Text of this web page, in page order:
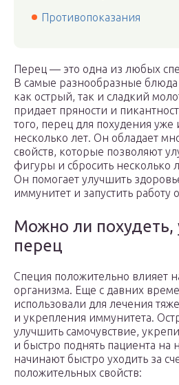
Противопоказания
Перец — это одна из любых
В самые разнообразные
как острый, так и сладкий
придает пряности и
того, перец для похудения уже
несколько лет. Он обладает
свойств, которые позволяют
фигуры и сбросить несколько
Он помогает улучшить
иммунитет и запустить работу
Можно ли похудеть,
перец
Специя положительно влияет
организма. Еще с давних
использовали для лечения
и укрепления иммунитета.
улучшить самочувствие,
и быстро поднять пациента на
начинают быстро уходить за
положительных свойств: